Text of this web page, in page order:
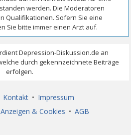
Kontakt • Impressum
Anzeigen & Cookies • AGB